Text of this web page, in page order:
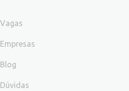
Vagas
Empresas
Blog
Dúvidas